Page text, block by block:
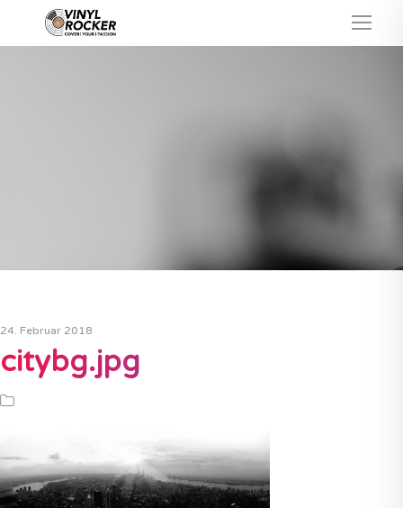
24. Februar 2018
citybg.jpg